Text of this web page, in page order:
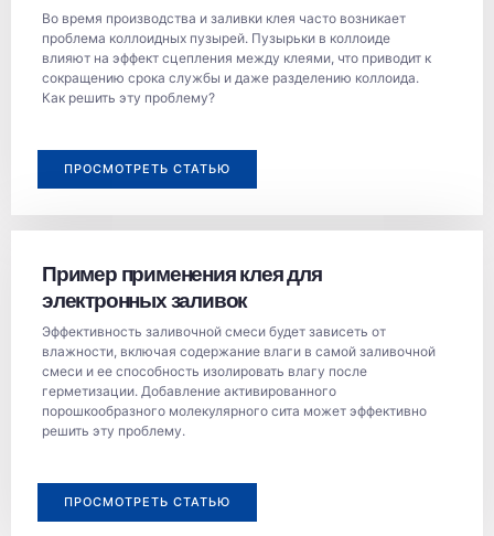
Во время производства и заливки клея часто возникает
проблема коллоидных пузырей. Пузырьки в коллоиде
влияют на эффект сцепления между клеями, что приводит к
сокращению срока службы и даже разделению коллоида.
Как решить эту проблему?
ПРОСМОТРЕТЬ СТАТЬЮ
Пример применения клея для
электронных заливок
Эффективность заливочной смеси будет зависеть от
влажности, включая содержание влаги в самой заливочной
смеси и ее способность изолировать влагу после
герметизации. Добавление активированного
порошкообразного молекулярного сита может эффективно
решить эту проблему.
ПРОСМОТРЕТЬ СТАТЬЮ